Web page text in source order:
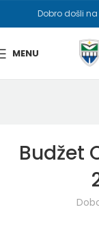
Dobro došli
MENU
Budžet